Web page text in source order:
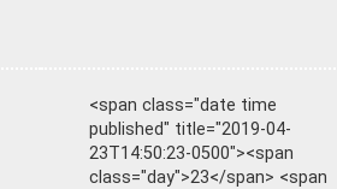
<span class="date time
published" title="2019-04-
23T14:50:23-0500"><span
class="day">23</span> <span